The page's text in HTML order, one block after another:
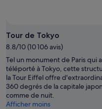
Tour de Tokyo
8.8/10 (10 106 avis)
Tel un monument de Paris qui
téléporté à Tokyo, cette
la Tour Eiffel offre
360 degrés de la capitale
comme de nuit.
Afficher moins